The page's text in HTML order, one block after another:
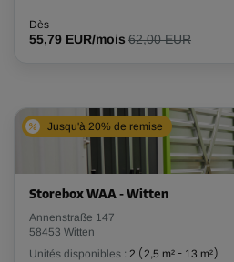
Dès
55,79 EUR/mois 62,00 EUR
Jusqu'à 20% de remise
Storebox WAA - Witten
Annenstraße 147
58453 Witten
Unités disponibles : 2 (2,5 m² - 13 m²)